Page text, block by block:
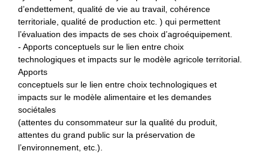
d’endettement, qualité de vie au travail, cohérence
territoriale, qualité de production etc. ) qui permettent
l’évaluation des impacts de ses choix d’agroéquipement.
- Apports conceptuels sur le lien entre choix
technologiques et impacts sur le modèle agricole territorial.
Apports
conceptuels sur le lien entre choix technologiques et
impacts sur le modèle alimentaire et les demandes
sociétales
(attentes du consommateur sur la qualité du produit,
attentes du grand public sur la préservation de
l’environnement, etc.).